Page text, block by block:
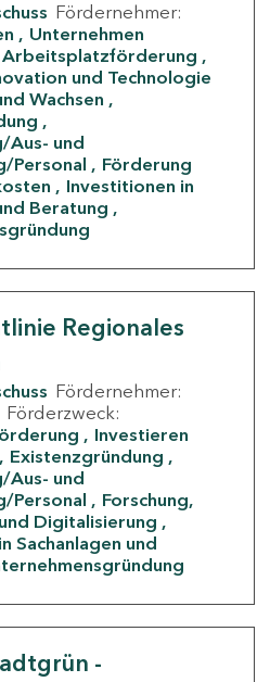
Fördernehmer:
Unternehmen
Arbeitsplatzförderung
und Technologie
Wachsen
Aus- und
Personal
Förderung
Investitionen in
Beratung
Regionales
Fördernehmer:
Förderzweck:
Investieren
Existenzgründung
Aus- und
Personal
Forschung,
Digitalisierung
Sachanlagen und
-